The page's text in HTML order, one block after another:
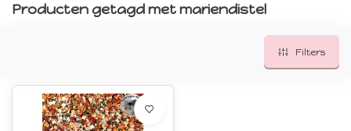
Producten getagd met mariendistel
Filters